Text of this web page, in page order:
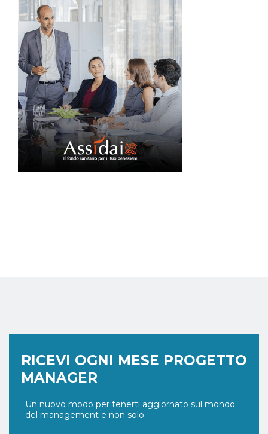
RICEVI OGNI MESE PROGETTO
MANAGER
Un nuovo modo per tenerti aggiornato sul mondo
del management e non solo.